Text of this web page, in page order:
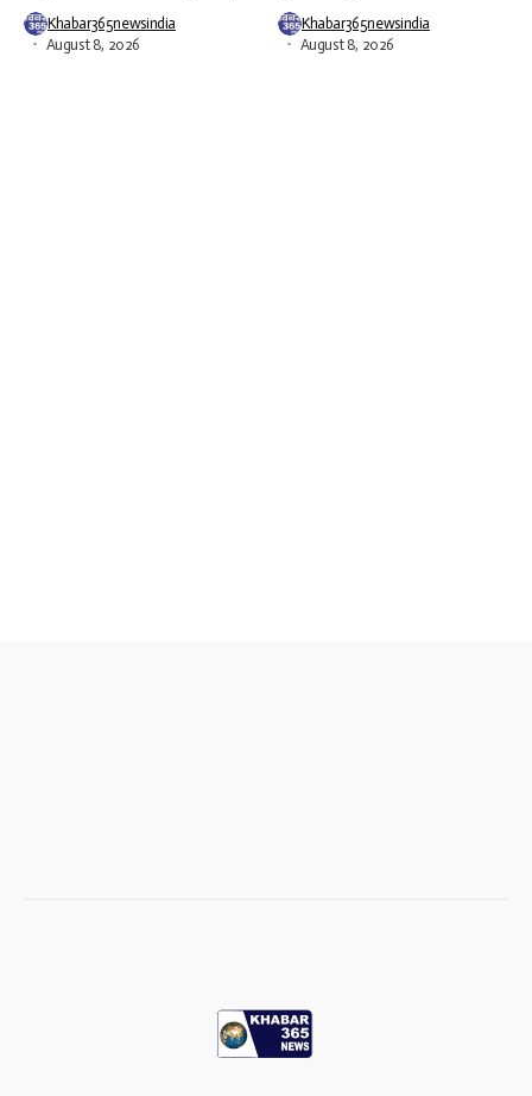
Khabar365newsindia
August 8, 2026
Khabar365newsindia
August 8, 2026